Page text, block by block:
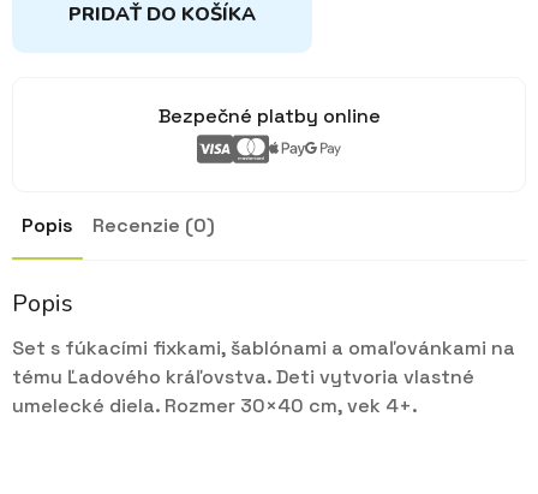
PRIDAŤ DO KOŠÍKA
Bezpečné platby online
Popis Recenzie (0)
Popis
Set s fúkacími fixkami, šablónami a omaľovánkami na
tému Ľadového kráľovstva. Deti vytvoria vlastné
umelecké diela. Rozmer 30×40 cm, vek 4+.